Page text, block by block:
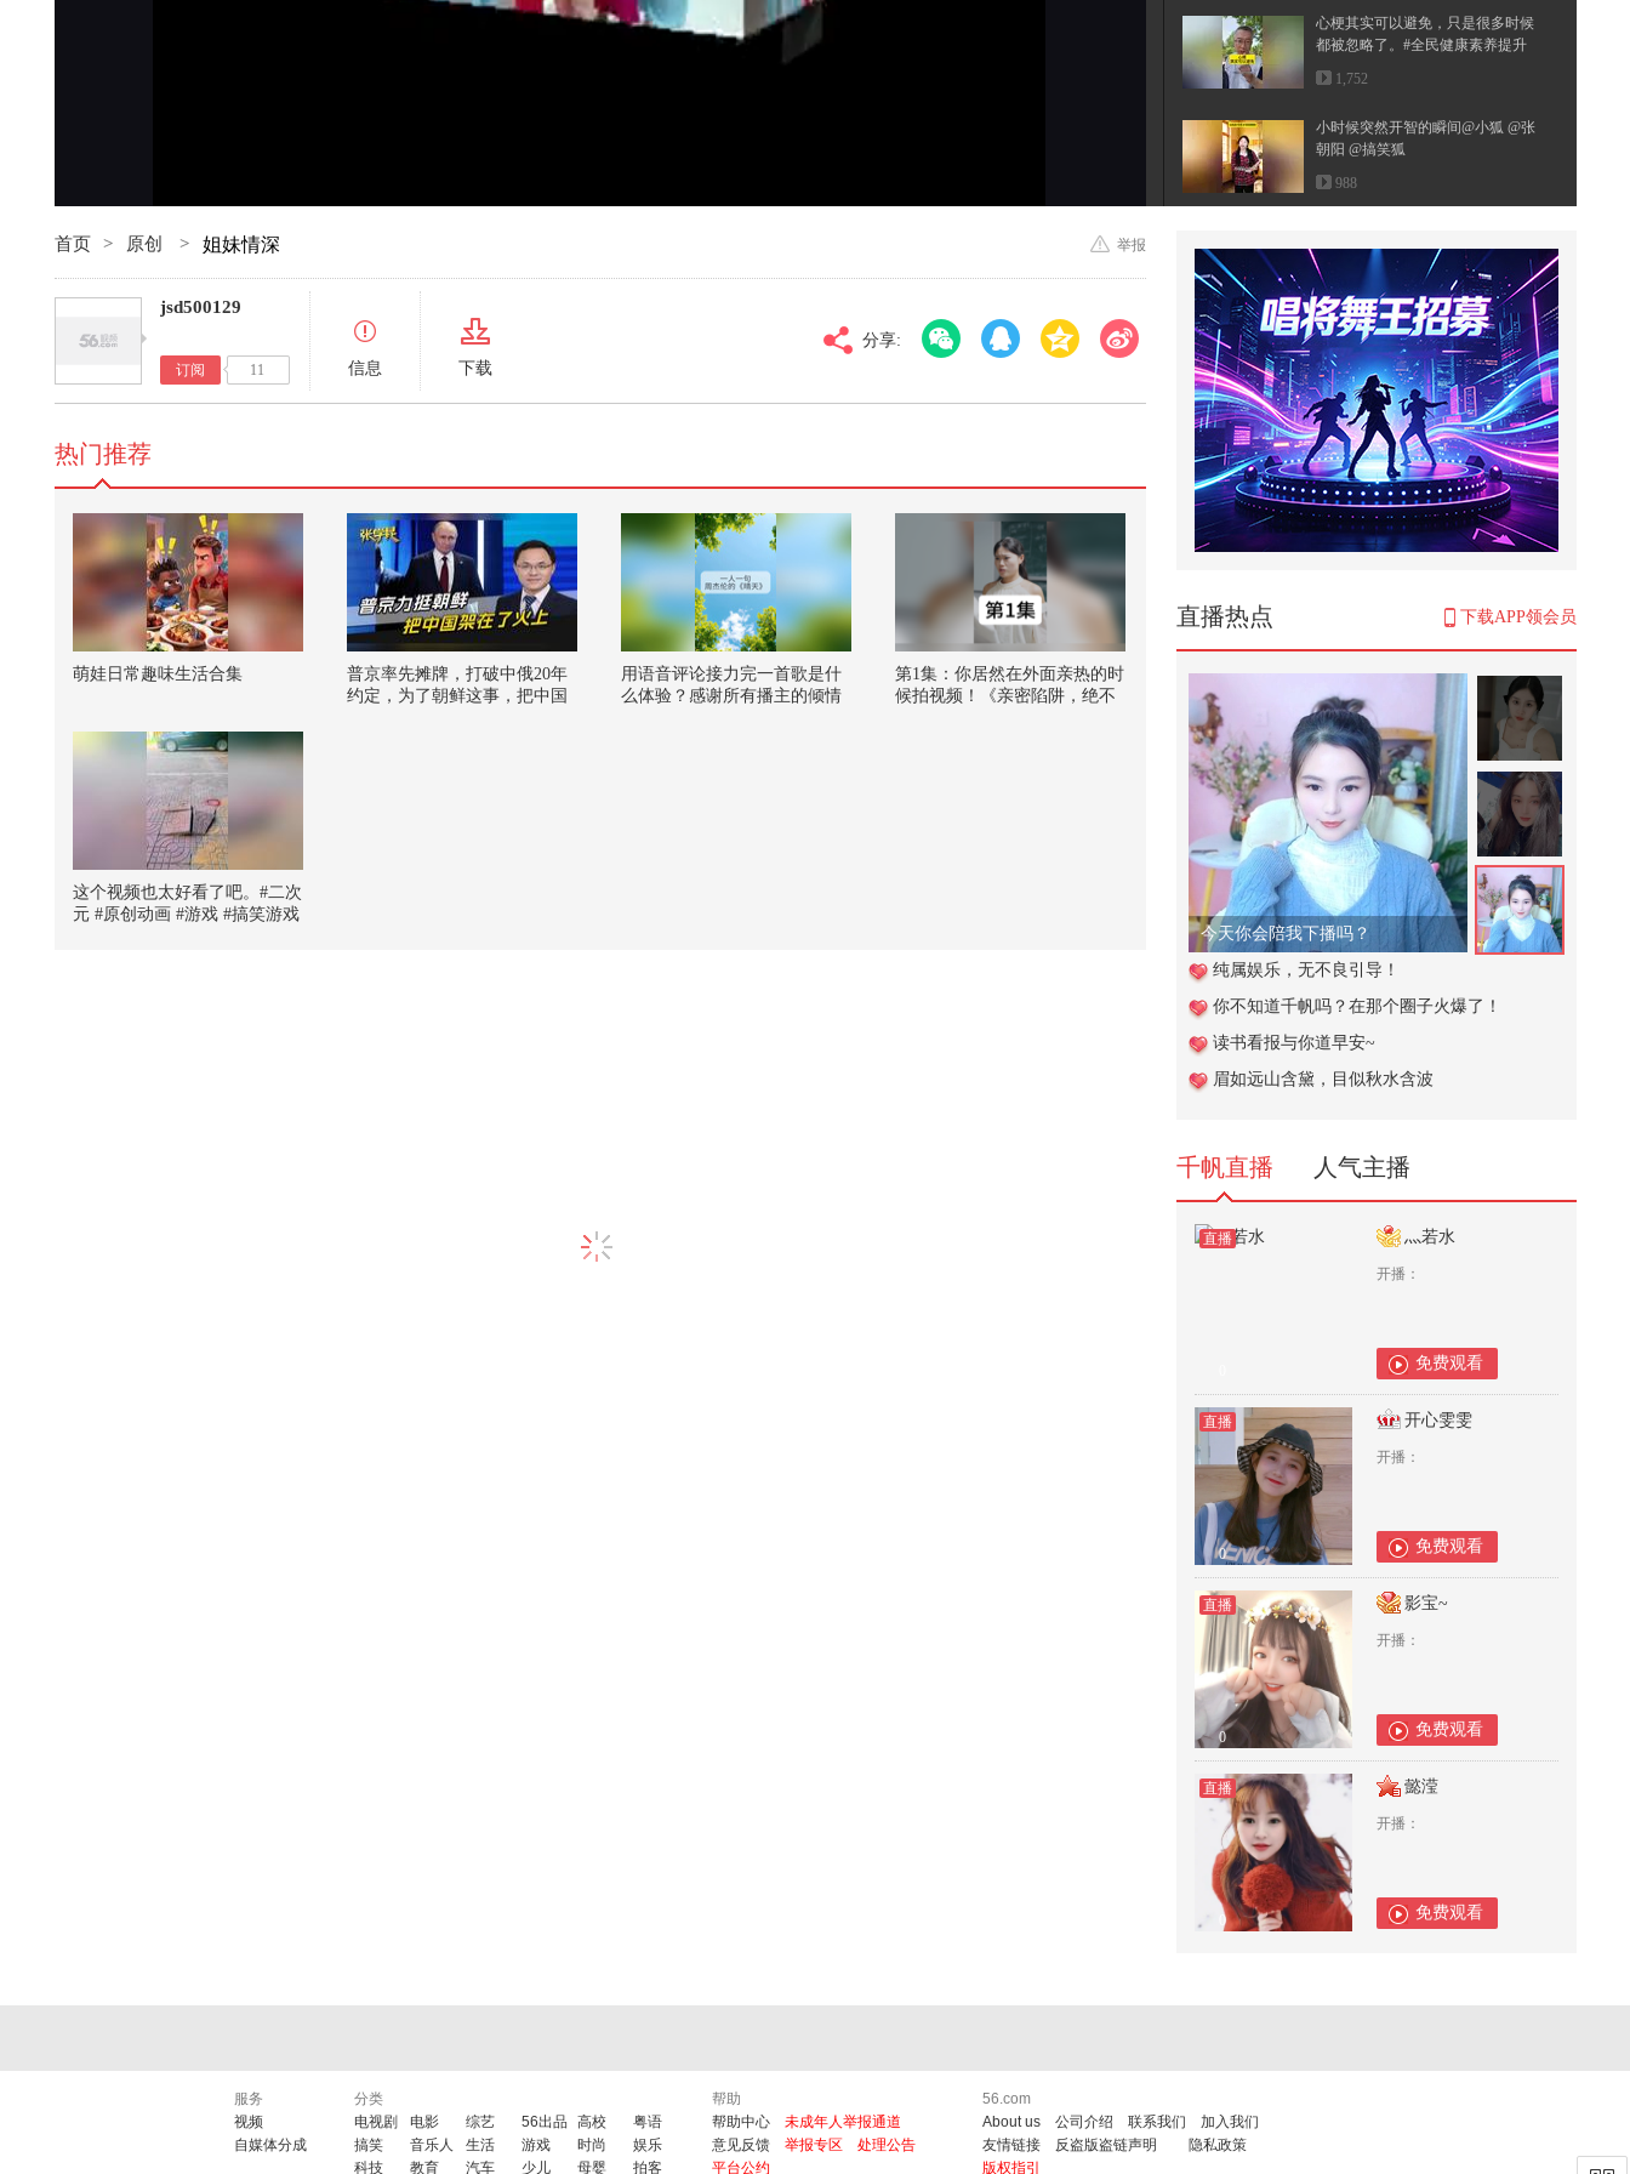
对比度
心梗其实可以避免，只是很多时候
都被忽略了。#全民健康素养提升
@...
1,752
小时候突然开智的瞬间@小狐 @张
朝阳 @搞笑狐
988
压高哪个危害更大？@张朝阳 @健
康...
7,865
童年那家小卖部【六元盒饭】@搞
笑狐 @80后小芳 @小狐
489
半夜看到这一幕实在太惊悚了
2,831
怪小逗来大成家坐客，满墙的玩具
八成脑梗本可以预防！别让血管问
题拖垮后半生！#全民健康素养提
升 ...
1,391
安排节奏贵宾进入宴会厅#小游戏
2,460
帮助妈妈解释清楚真相#小游戏
997
周末怎么能没有小申的看球日记
钢和...
9,399
站着发生关系，也构成强奸罪吗
首页 > 原创 > 姐妹情深 举报
jsd500129
订阅 11 信息 下载
分享:
直播热点 下载APP领会员
今天你会陪我下播吗？
纯属娱乐，无不良引导！
你不知道千帆吗？在那个圈子火爆了！
读书看报与你道早安~
眉如远山含黛，目似秋水含波
千帆直播 人气主播
直播 灬若水
开播：
免费观看
直播
0
开心雯雯
开播：
免费观看
直播
0
影宝~
开播：
免费观看
直播
0
懿滢
开播：
免费观看
热门推荐
萌娃日常趣味生活合集
普京率先摊牌，打破中俄20年
约定，为了朝鲜这事，把中国
用语音评论接力完一首歌是什
么体验？感谢所有播主的倾情
第1集：你居然在外面亲热的时
候拍视频！《亲密陷阱，绝不
这个视频也太好看了吧。#二次
元 #原创动画 #游戏 #搞笑游戏
服务
视频
自媒体分成
分类
电视剧
电影 综艺 56出品 高校
粤语
搞笑
音乐人 生活 游戏 时尚
娱乐
科技
教育 汽车 少儿 母婴 拍客
帮助
帮助中心
未成年人举报通道
意见反馈
举报专区
处理公告
平台公约
56.com
About us
公司介绍 联系我们
加入我们
友情链接
反盗版盗链声明
隐私政策
版权指引